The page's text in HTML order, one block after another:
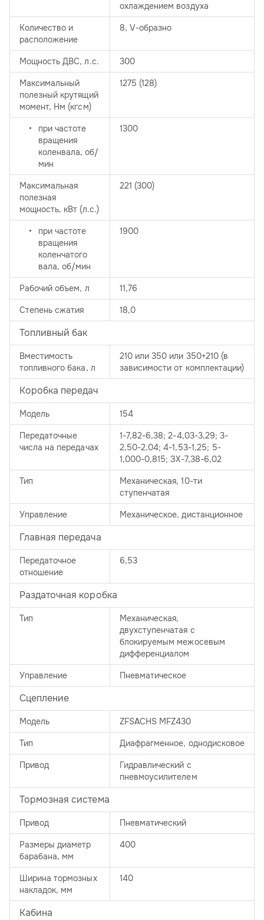
охлаждением воздуха
Количество и
расположение
8, V-образно
Мощность ДВС, л.с. 300
Максимальный
полезный крутящий
момент, Нм (кгсм)
1275 (128)
при частоте
вращения
коленвала, об/
мин
1300
Максимальная
полезная
мощность, кВт (л.с.)
221 (300)
при частоте
вращения
коленчатого
вала, об/мин
1900
Рабочий объем, л 11,76
Степень сжатия 18,0
Топливный бак
Вместимость
топливного бака, л
210 или 350 или 350+210 (в
зависимости от комплектации)
Коробка передач
Модель 154
Передаточные
числа на передачах
1-7,82-6,38; 2-4,03-3,29; 3-
2,50-2,04; 4-1,53-1,25; 5-
1,000-0,815; ЗХ-7,38-6,02
Тип
Механическая, 10-ти
ступенчатая
Управление Механическое, дистанционное
Главная передача
Передаточное
отношение
6,53
Раздаточная коробка
Тип
Механическая,
двухступенчатая с
блокируемым межосевым
дифференциалом
Управление Пневматическое
Сцепление
Модель ZFSACHS MFZ430
Тип Диафрагменное, однодисковое
Привод
Гидравлический с
пневмоусилителем
Тормозная система
Привод Пневматический
Размеры диаметр
барабана, мм
400
Ширина тормозных
накладок, мм
140
Кабина